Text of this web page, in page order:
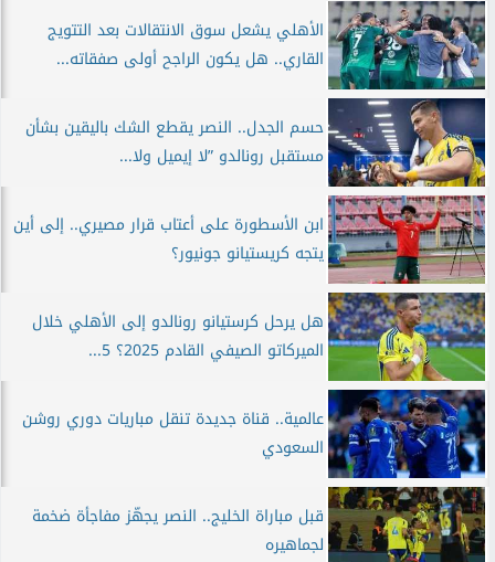
الأهلي يشعل سوق الانتقالات بعد التتويج
القاري.. هل يكون الراجح أولى صفقاته...
حسم الجدل.. النصر يقطع الشك باليقين بشأن
مستقبل رونالدو ”لا إيميل ولا...
ابن الأسطورة على أعتاب قرار مصيري.. إلى أين
يتجه كريستيانو جونيور؟
هل يرحل كرستيانو رونالدو إلى الأهلي خلال
الميركاتو الصيفي القادم 2025؟ 5...
عالمية.. قناة جديدة تنقل مباريات دوري روشن
السعودي
قبل مباراة الخليج.. النصر يجهّز مفاجأة ضخمة
لجماهيره